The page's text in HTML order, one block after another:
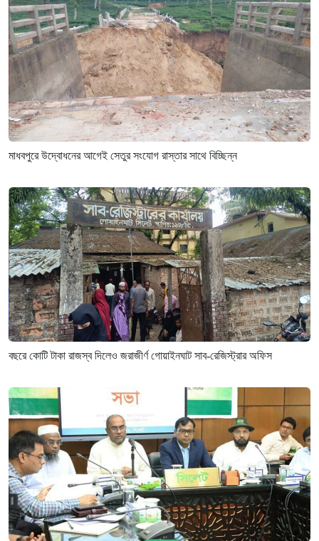
মাধবপুরে উদ্বোধনের আগেই সেতুর সংযোগ রাস্তার সাথে বিচ্ছিন্ন
বছরে কোটি টাকা রাজস্ব দিলেও জরাজীর্ণ গোয়াইনঘাট সাব-রেজিস্ট্রার অফিস